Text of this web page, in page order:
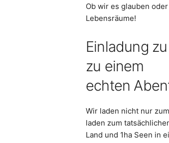
Ob wir es glauben
Lebensräume!
Einladung
zu einem
echten
Wir laden nicht nur
laden zum
Land und 1ha Seen in